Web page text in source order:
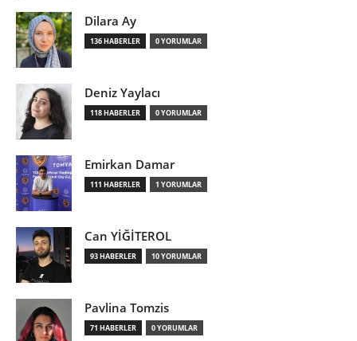
Dilara Ay
136 HABERLER 0 YORUMLAR
Deniz Yaylacı
118 HABERLER 0 YORUMLAR
Emirkan Damar
111 HABERLER 1 YORUMLAR
Can YİĞİTEROL
93 HABERLER 10 YORUMLAR
Pavlina Tomzis
71 HABERLER 0 YORUMLAR